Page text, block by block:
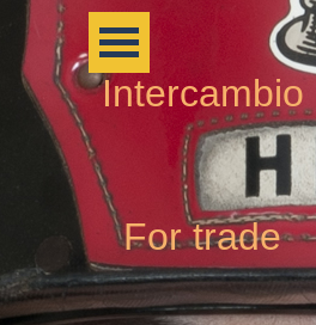
Intercambio
For trade